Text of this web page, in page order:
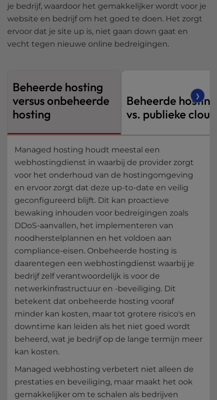
je bedrijf, waardoor het gemakkelijker wordt voor je
website en bedrijf om het goed te doen. Het zorgt
ervoor dat je site up is, niet gaan down gaat en
vecht tegen nieuwe online bedreigingen.
Beheerde hosting
versus onbeheerde
hosting
Beheerde hosting
vs. publieke cloud
❯
Managed hosting houdt meestal een
webhostingdienst in waarbij de provider zorgt
voor het onderhoud van de hostingomgeving
en ervoor zorgt dat deze up-to-date en veilig
geconfigureerd blijft. Dit kan proactieve
bewaking inhouden voor bedreigingen zoals
DDoS-aanvallen, het implementeren van
noodherstelplannen en het voldoen aan
compliance-eisen. Onbeheerde hosting is
daarentegen een webhostingdienst waarbij je
bedrijf zelf verantwoordelijk is voor de
netwerkinfrastructuur en -beveiliging. Dit
betekent dat onbeheerde hosting vooraf
minder kan kosten, maar tot grotere risico's en
downtime kan leiden als het niet goed wordt
beheerd, wat je bedrijf op de lange termijn meer
kan kosten.
Managed webhosting verbetert niet alleen de
prestaties en beveiliging, maar maakt het ook
gemakkelijker om te schalen als bedrijven